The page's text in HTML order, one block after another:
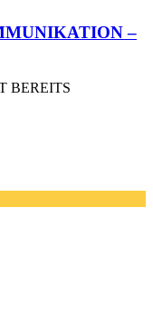
–
BEREITS